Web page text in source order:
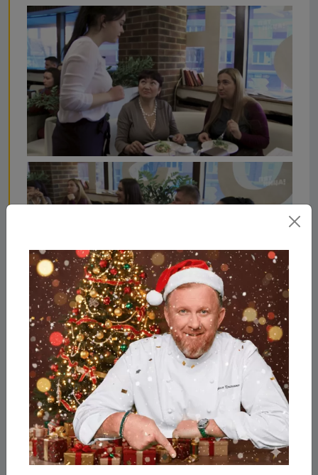
Что стало с Rush, после
реконструкции Константина
и его команды?
Всего за один день Константин Ивлев и его
команды преобразили бар до неузнаваемости.
Теперь это "Bar Star"! В заведении осталась